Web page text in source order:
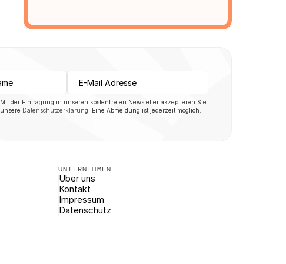
Mit der Eintragung in unseren kostenfreien Newsletter akzeptieren Sie
unsere Datenschutzerklärung . Eine Abmeldung ist jederzeit möglich.
UNTERNEHMEN
Über uns
Kontakt
Impressum
Datenschutz